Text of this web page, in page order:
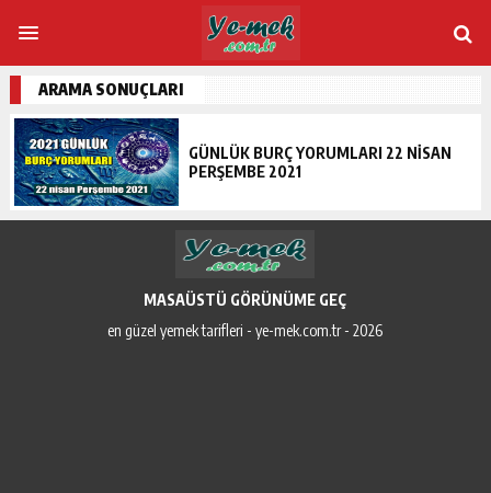
ARAMA SONUÇLARI
GÜNLÜK BURÇ YORUMLARI 22 NISAN
PERŞEMBE 2021
MASAÜSTÜ GÖRÜNÜME GEÇ
en güzel yemek tarifleri - ye-mek.com.tr - 2026